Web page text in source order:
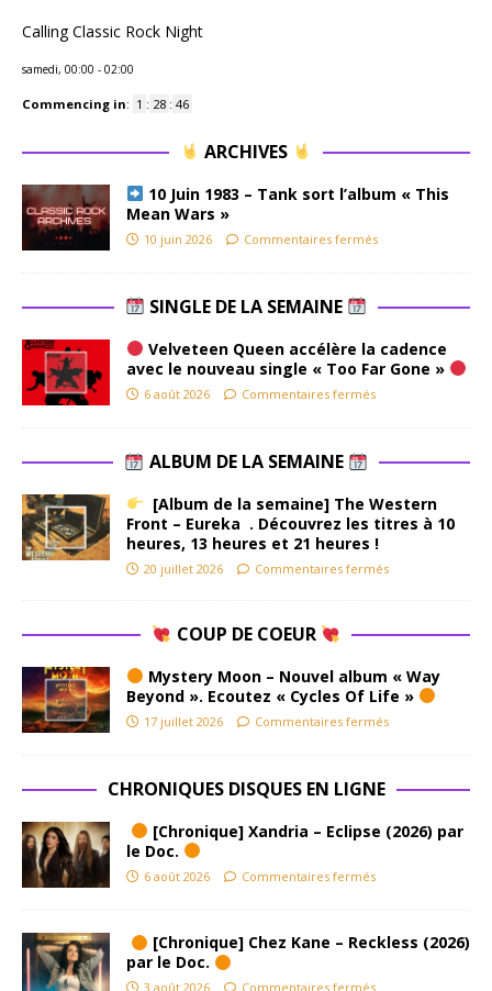
Calling Classic Rock Night
samedi, 00:00 - 02:00
Commencing in: 1 : 28 : 45
ARCHIVES
10 Juin 1983 – Tank sort l’album « This
Mean Wars »
10 juin 2026 Commentaires fermés
SINGLE DE LA SEMAINE
Velveteen Queen accélère la cadence
avec le nouveau single « Too Far Gone »
6 août 2026 Commentaires fermés
ALBUM DE LA SEMAINE
[Album de la semaine] The Western
Front – Eureka . Découvrez les titres à 10
heures, 13 heures et 21 heures !
20 juillet 2026 Commentaires fermés
COUP DE COEUR
Mystery Moon – Nouvel album « Way
Beyond ». Ecoutez « Cycles Of Life »
17 juillet 2026 Commentaires fermés
CHRONIQUES DISQUES EN LIGNE
[Chronique] Xandria – Eclipse (2026) par
le Doc.
6 août 2026 Commentaires fermés
[Chronique] Chez Kane – Reckless (2026)
par le Doc.
3 août 2026 Commentaires fermés